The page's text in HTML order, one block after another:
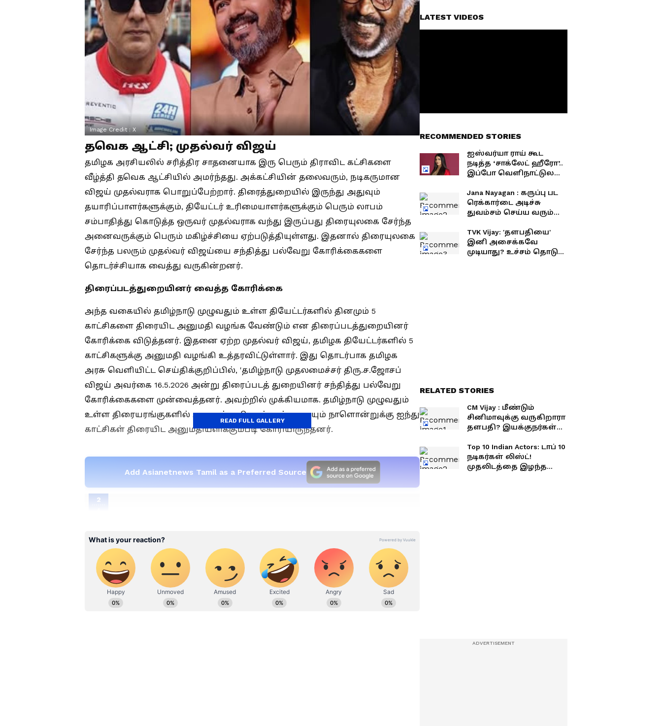
Image Credit :X
தவெக ஆட்சி; முதல்வர் விஜய்
தமிழக அரசியலில் சரித்திர சாதனையாக இரு பெரும் திராவிட கட்சிகளை
வீழ்த்தி தவெக ஆட்சியில் அமர்ந்தது. அக்கட்சியின் தலைவரும், நடிகருமான
விஜய் முதல்வராக பொறுப்பேற்றார். திரைத்துறையில் இருந்து அதுவும்
தயாரிப்பாளர்களுக்கும், தியேட்டர் உரிமையாளர்களுக்கும் பெரும் லாபம்
சம்பாதித்து கொடுத்த ஒருவர் முதல்வராக வந்து இருப்பது திரையுலகை சேர்ந்த
அனைவருக்கும் பெரும் மகிழ்ச்சியை ஏற்படுத்தியுள்ளது. இதனால் திரையுலகை
சேர்ந்த பலரும் முதல்வர் விஜய்யை சந்தித்து பல்வேறு கோரிக்கைகளை
தொடர்ச்சியாக வைத்து வருகின்றனர்.
திரைப்படத்துறையினர் வைத்த கோரிக்கை
அந்த வகையில் தமிழ்நாடு முழுவதும் உள்ள தியேட்டர்களில் தினமும் 5
காட்சிகளை திரையிட அனுமதி வழங்க வேண்டும் என திரைப்படத்துறையினர்
கோரிக்கை விடுத்தனர். இதனை ஏற்ற முதல்வர் விஜய், தமிழக தியேட்டர்களில் 5
காட்சிகளுக்கு அனுமதி வழங்கி உத்தரவிட்டுள்ளார். இது தொடர்பாக தமிழக
அரசு வெளியிட்ட செய்திக்குறிப்பில், 'தமிழ்நாடு முதலமைச்சர் திரு.ச.ஜோசப்
விஜய் அவர்கை 16.5.2026 அன்று திரைப்படத் துறையினர் சந்தித்து பல்வேறு
கோரிக்கைகளை முன்வைத்தனர். அவற்றில் முக்கியமாக. தமிழ்நாடு முழுவதும்
உள்ள திரையரங்குகளில் அனைத்து திரைப்படங்களையும் நாளொன்றுக்கு ஐந்து
காட்சிகள் திரையிட அனுமதியளிக்கும்படி கோரியிருந்தனர்.
Add Asianetnews Tamil as a Preferred Source
2
READ FULL GALLERY
LATEST VIDEOS
RECOMMENDED STORIES
ஐஸ்வர்யா ராய் கூட
நடித்த ‘சாக்லேட் ஹீரோ’..
இப்போ வெளிநாட்டுல
ரிப்போர்ட்!
Jana Nayagan : கருப்பு பட
ரெக்கார்டை அடிச்சு
துவம்சம் செய்ய வரும்
ரிலீஸ் தெரியுமா?
TVK Vijay: 'தளபதியை'
இனி அசைக்கவே
முடியாது? உச்சம் தொடும்
RELATED STORIES
CM Vijay : மீண்டும்
சினிமாவுக்கு வருகிறாரா
தளபதி? இயக்குநர்கள்
ஏற்பாரா விஜய்?
Top 10 Indian Actors: டாப் 10
நடிகர்கள் லிஸ்ட்!
முதலிடத்தை இழந்த